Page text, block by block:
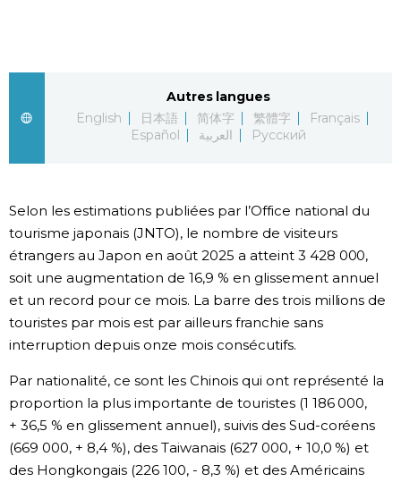
Images
Tokyo
Autres langues
English
日本語 简体字 繁體字
Français
Español
العربية Русский
Selon les estimations publiées par l’Office national du
tourisme japonais (JNTO), le nombre de visiteurs
étrangers au Japon en août 2025 a atteint 3 428 000,
soit une augmentation de 16,9 % en glissement annuel
et un record pour ce mois. La barre des trois millions de
touristes par mois est par ailleurs franchie sans
interruption depuis onze mois consécutifs.
Par nationalité, ce sont les Chinois qui ont représenté la
proportion la plus importante de touristes (1 186 000,
+ 36,5 % en glissement annuel), suivis des Sud-coréens
(669 000, + 8,4 %), des Taiwanais (627 000, + 10,0 %) et
des Hongkongais (226 100, - 8,3 %) et des Américains